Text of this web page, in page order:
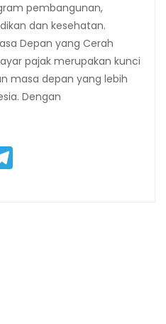
pembangunan,
dan kesehatan.
Depan yang Cerah
pajak merupakan kunci
masa depan yang lebih
Dengan